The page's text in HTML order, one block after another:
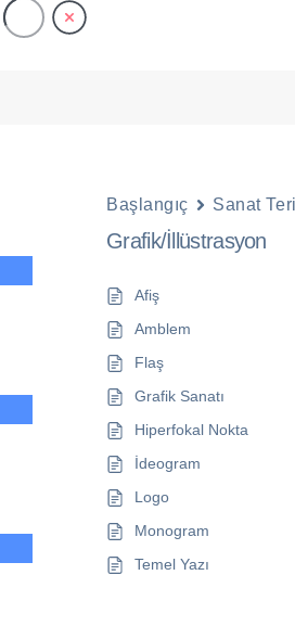
Başlangıç Sanat
Grafik/İllüstrasyon
Afiş
Amblem
Flaş
Grafik Sanatı
Hiperfokal Nokta
İdeogram
Logo
Monogram
Temel Yazı